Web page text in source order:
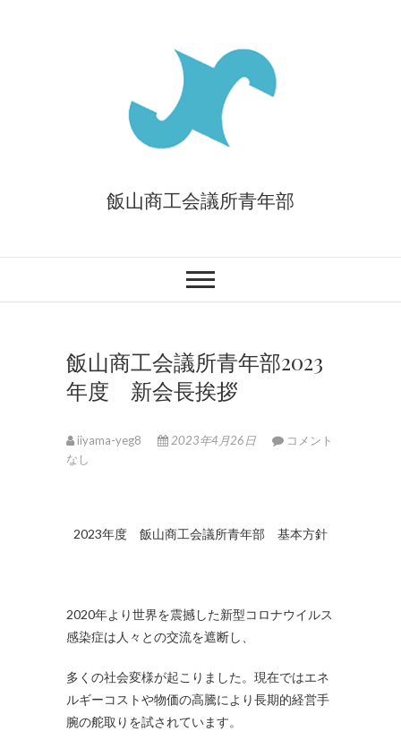
飯山商工会議所青年部
飯山商工会議所青年部2023
年度 新会長挨拶
iiyama-yeg8 2023年4月26日
コメント
なし
2023年度 飯山商工会議所青年部 基本方針
2020年より世界を震撼した新型コロナウイルス
感染症は人々との交流を遮断し、
多くの社会変様が起こりました。現在ではエネ
ルギーコストや物価の高騰により長期的経営手
腕の舵取りを試されています。